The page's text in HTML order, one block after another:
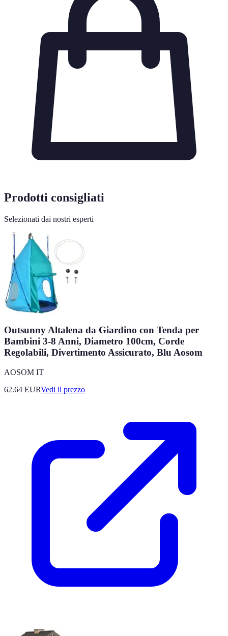
Prodotti consigliati
Selezionati dai nostri esperti
Outsunny Altalena da Giardino con Tenda per
Bambini 3-8 Anni, Diametro 100cm, Corde
Regolabili, Divertimento Assicurato, Blu Aosom
AOSOM IT
62.64 EURVedi il prezzo